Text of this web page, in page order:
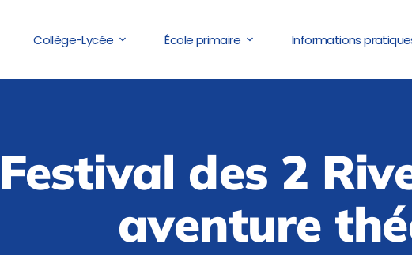
Collège-Lycée École primaire Informations
Festival des 2
aventure